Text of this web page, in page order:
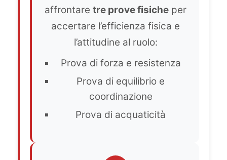
affrontare tre prove fisiche per
accertare l’efficienza fisica e
l’attitudine al ruolo:
Prova di forza e resistenza
Prova di equilibrio e
coordinazione
Prova di acquaticità